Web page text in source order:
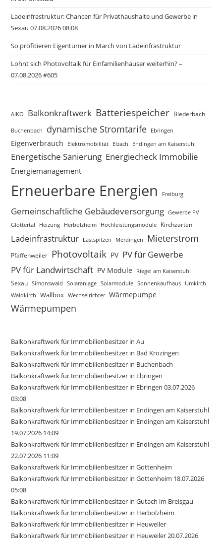
Ladeinfrastruktur: Chancen für Privathaushalte und Gewerbe in
Sexau 07.08.2026 08:08
So profitieren Eigentümer in March von Ladeinfrastruktur
Lohnt sich Photovoltaik für Einfamilienhäuser weiterhin? –
07.08.2026 #605
AIKO Balkonkraftwerk Batteriespeicher Biederbach
Buchenbach dynamische Stromtarife Ebringen
Eigenverbrauch Elektromobilität Elzach Endingen am Kaiserstuhl
Energetische Sanierung Energiecheck Immobilie
Energiemanagement
Erneuerbare Energien Freiburg
Gemeinschaftliche Gebäudeversorgung Gewerbe PV
Glottertal
Heizung Herbolzheim Hochleistungsmodule Kirchzarten
Ladeinfrastruktur Lastspitzen Merdingen Mieterstrom
Pfaffenweiler Photovoltaik PV PV für Gewerbe
PV für Landwirtschaft PV Module Riegel am Kaiserstuhl
Sexau Simonswald Solaranlage Solarmodule Sonnenkaufhaus Umkirch
Waldkirch Wallbox Wechselrichter Wärmepumpe
Wärmepumpen
Balkonkraftwerk für Immobilienbesitzer in Au
Balkonkraftwerk für Immobilienbesitzer in Bad Krozingen
Balkonkraftwerk für Immobilienbesitzer in Buchenbach
Balkonkraftwerk für Immobilienbesitzer in Ebringen
Balkonkraftwerk für Immobilienbesitzer in Ebringen 03.07.2026
03:08
Balkonkraftwerk für Immobilienbesitzer in Endingen am Kaiserstuhl
Balkonkraftwerk für Immobilienbesitzer in Endingen am Kaiserstuhl
19.07.2026 14:09
Balkonkraftwerk für Immobilienbesitzer in Endingen am Kaiserstuhl
22.07.2026 11:09
Balkonkraftwerk für Immobilienbesitzer in Gottenheim
Balkonkraftwerk für Immobilienbesitzer in Gottenheim 18.07.2026
05:08
Balkonkraftwerk für Immobilienbesitzer in Gutach im Breisgau
Balkonkraftwerk für Immobilienbesitzer in Herbolzheim
Balkonkraftwerk für Immobilienbesitzer in Heuweiler
Balkonkraftwerk für Immobilienbesitzer in Heuweiler 20.07.2026